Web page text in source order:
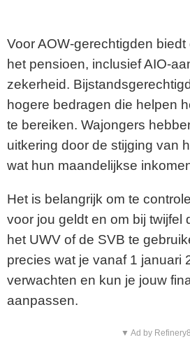
Voor AOW-gerechtigden
het pensioen, inclusief AIO-
zekerheid.
hogere bedragen die helpen
te bereiken. Wajongers
uitkering door de stijging van
wat hun maandelijkse
Het is belangrijk om te
voor jou geldt en om bij twijfel
het UWV of de SVB te
precies wat je vanaf 1 januari
verwachten en kun je jouw
aanpassen.
▼ Ad by